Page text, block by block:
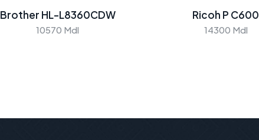
Brother HL-L8360CDW
10570 Mdl
Ricoh P C600
14300 Mdl